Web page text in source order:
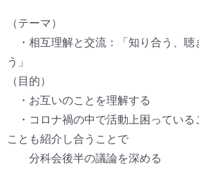
（テーマ）
・相互理解と交流：「知り合う、聴
う」
（目的）
・お互いのことを理解する
・コロナ禍の中で活動上困っている
ことも紹介し合うことで
分科会後半の議論を深める